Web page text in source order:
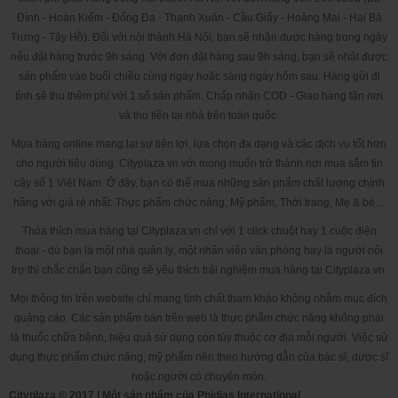
showroom của Cityplaza.vn.
Đình - Hoàn Kiếm - Đống Đa - Thanh Xuân - Cầu Giấy - Hoàng Mai - Hai Bà
Trưng - Tây Hồ). Đối với nội thành Hà Nội, bạn sẽ nhận được hàng trong ngày
nếu đặt hàng trước 9h sáng. Với đơn đặt hàng sau 9h sáng, bạn sẽ nhật được
sản phẩm vào buổi chiều cùng ngày hoặc sáng ngày hôm sau. Hàng gửi đi
tỉnh sẽ thu thêm phí với 1 số sản phẩm. Chấp nhận COD - Giao hàng tận nơi
và thu tiền tại nhà trên toàn quốc.
Mua hàng online mang lại sự tiện lợi, lựa chọn đa dạng và các dịch vụ tốt hơn
cho người tiêu dùng. Cityplaza.vn với mong muốn trở thành nơi mua sắm tin
cậy số 1 Việt Nam. Ở đây, bạn có thể mua những sản phẩm chất lượng chính
hãng với giá rẻ nhất: Thực phẩm chức năng, Mỹ phẩm, Thời trang, Mẹ & bé…
Thỏa thích mua hàng tại Cityplaza.vn chỉ với 1 click chuột hay 1 cuộc điện
thoại - dù bạn là một nhà quản lý, một nhân viên văn phòng hay là người nội
trợ thì chắc chắn bạn cũng sẽ yêu thích trải nghiệm mua hàng tại Cityplaza.vn.
Mọi thông tin trên website chỉ mang tính chất tham khảo không nhằm mục đích
quảng cáo. Các sản phẩm bán trên web là thực phẩm chức năng không phải
là thuốc chữa bệnh, hiệu quả sử dụng còn tùy thuộc cơ địa mỗi người. Việc sử
dụng thực phẩm chức năng, mỹ phẩm nên theo hướng dẫn của bác sĩ, dược sĩ
hoặc người có chuyên môn.
Cityplaza © 2017 | Một sản phẩm của Phidias International